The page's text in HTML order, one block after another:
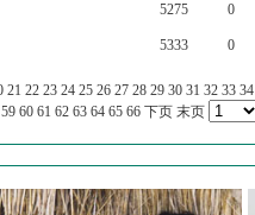
5275 0
5333 0
21 22 23 24 25 26 27 28 29 30 31 32 33 34
59 60 61 62 63 64 65 66 下页 末页